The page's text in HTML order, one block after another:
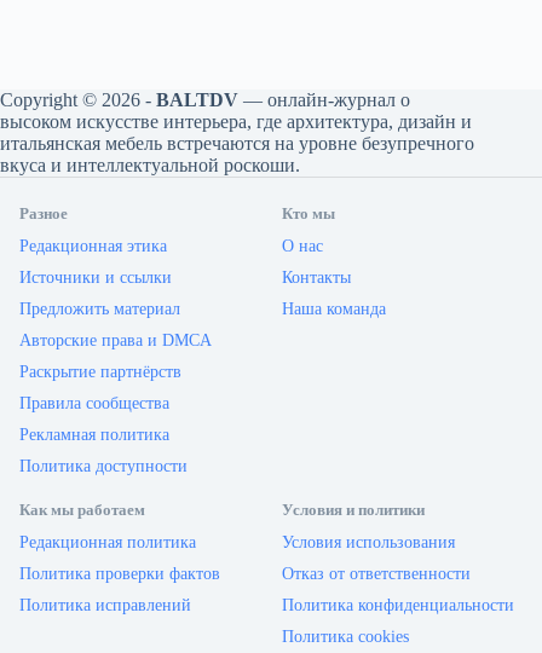
Copyright © 2026 - BALTDV — онлайн‑журнал о
высоком искусстве интерьера, где архитектура, дизайн и
итальянская мебель встречаются на уровне безупречного
вкуса и интеллектуальной роскоши.
Разное
Редакционная этика
Источники и ссылки
Предложить материал
Авторские права и DMCA
Раскрытие партнёрств
Правила сообщества
Рекламная политика
Политика доступности
Кто мы
О нас
Контакты
Наша команда
Как мы работаем
Редакционная политика
Политика проверки фактов
Политика исправлений
Условия и политики
Условия использования
Отказ от ответственности
Политика конфиденциальности
Политика cookies